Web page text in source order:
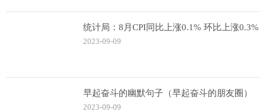
统计局：8月CPI同比上涨0.1% 环比上涨0.3%
2023-09-09
早起奋斗的幽默句子（早起奋斗的朋友圈）
2023-09-09